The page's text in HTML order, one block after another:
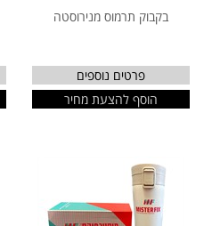
בקבוק תרמוס מנירוסטה
פרטים נוספים
הוסף להצעת מחיר